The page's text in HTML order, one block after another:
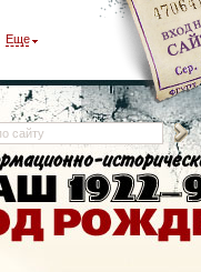
Еще